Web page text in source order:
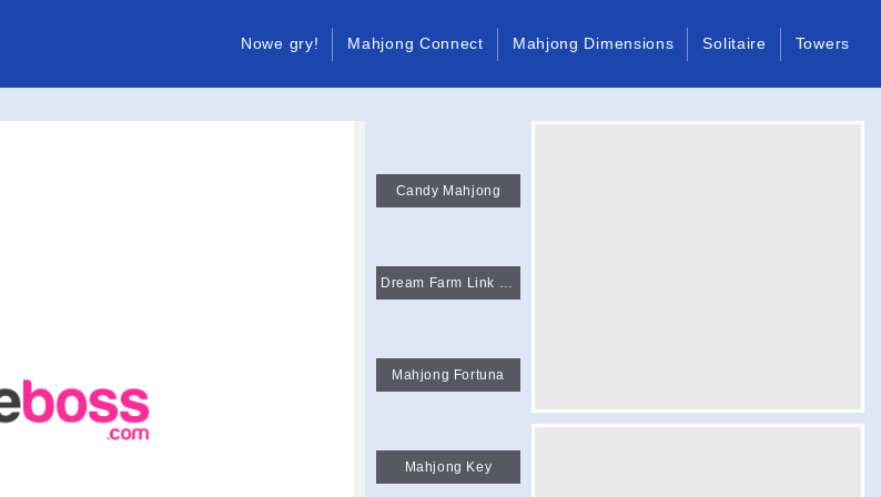
Nowe gry! Mahjong Connect Mahjong Dimensions Solitaire Towers
Candy Mahjong
Dream Farm Link Mahjong
Mahjong Fortuna
Mahjong Key